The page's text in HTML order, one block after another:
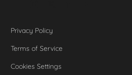
Privacy Policy
Terms of Service
Cookies Settings